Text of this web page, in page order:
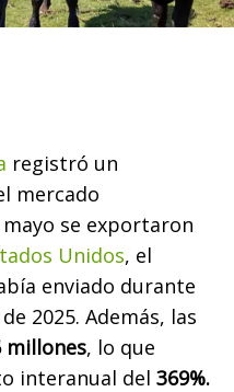
registró un
mercado
se exportaron
Unidos, el
enviado durante
2025. Además, las
millones, lo que
interanual del 369%.